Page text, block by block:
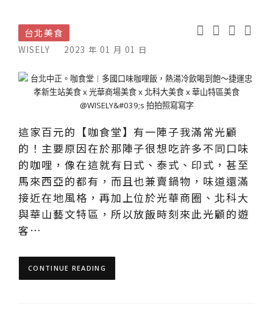
台北美食
WISELY 2023 年 01 月 01 日
這家百元的【咖食堂】有一陣子我滿常光顧
的！主要原因在於那陣子很想吃許多不同口味
的咖哩，像在這就有日式、泰式、印式，甚至
馬來西亞的都有，而且也兼賣鍋物，味道還滿
接近在地風格，再加上位於光華商圈、北科大
與華山藝文特區，所以放飯時刻來此光顧的遊
客…
CONTINUE READING